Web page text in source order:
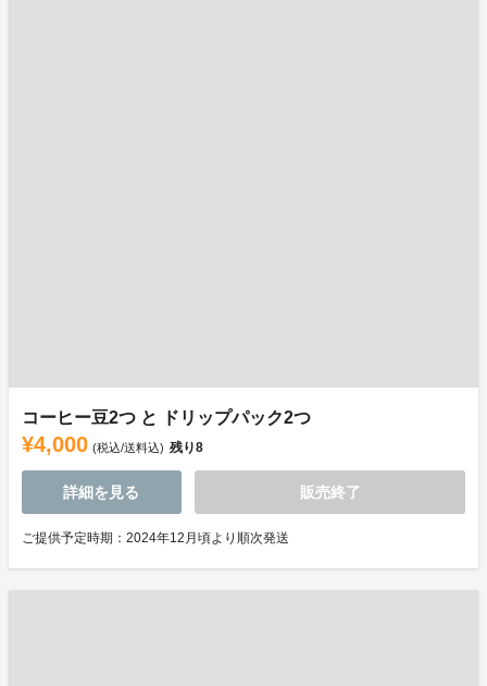
コーヒー豆2つ と ドリップパック2つ
¥4,000 (税込/送料込) 残り8
詳細を見る 販売終了
ご提供予定時期：2024年12月頃より順次発送